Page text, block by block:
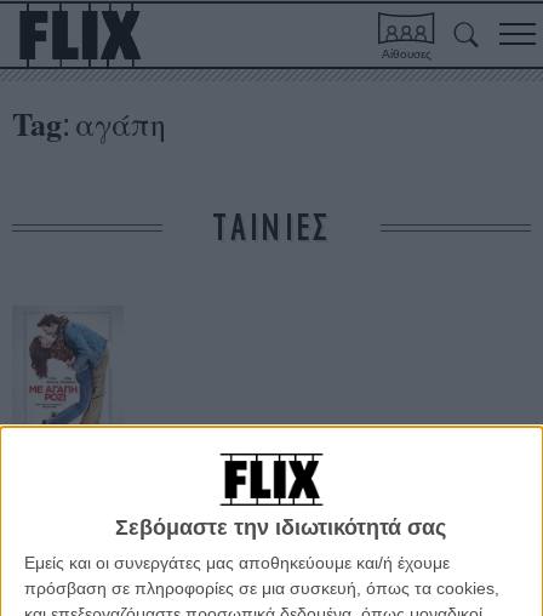
Σεβόμαστε την ιδιωτικότητά σας
Εμείς και οι συνεργάτες μας αποθηκεύουμε και/ή έχουμε
πρόσβαση σε πληροφορίες σε μια συσκευή, όπως τα cookies,
Αίθουσες
Tag: αγάπη
ΤΑΙΝΙΕΣ
ΑΡΘΡΑ